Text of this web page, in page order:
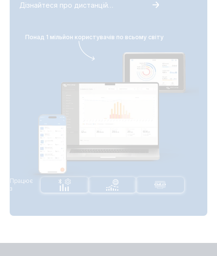
Дізнайтеся про дистанційний моніторинг Victron
Понад 1 мільйон користувачів по всьому світу
Працює
з